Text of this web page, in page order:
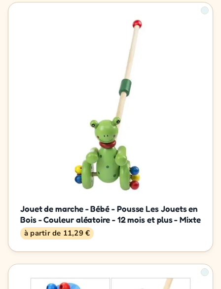
Jouet de marche - Bébé - Pousse Les Jouets en
Bois - Couleur aléatoire - 12 mois et plus - Mixte
à partir de 11,29 €